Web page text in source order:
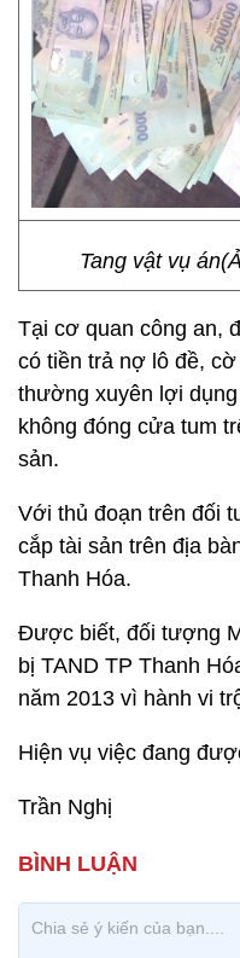
Tang vật vụ
Tại cơ quan công an,
có tiền trả nợ lô đề,
thường xuyên lợi
không đóng cửa tum
sản.
Với thủ đoạn trên đối
cắp tài sản trên địa
Thanh Hóa.
Được biết, đối tượng
bị TAND TP Thanh
năm 2013 vì hành vi
Hiện vụ việc đang
Trần Nghị